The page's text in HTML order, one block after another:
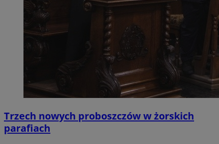
Trzech nowych proboszczów w żorskich
parafiach